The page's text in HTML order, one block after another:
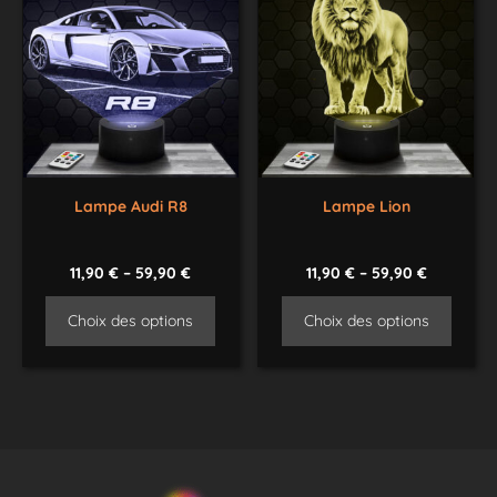
Lampe Audi R8
11,90€ –59,90€
Choix des options
Lampe Lion
11,90 €– 59,90 €
Choix des options